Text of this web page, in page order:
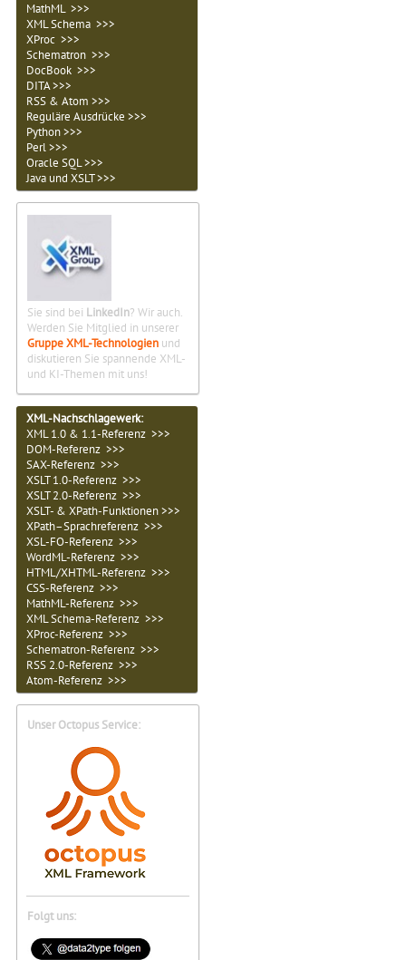
MathML >>>
XML Schema >>>
XProc >>>
Schematron >>>
DocBook >>>
DITA >>>
RSS & Atom >>>
Reguläre Ausdrücke >>>
Python >>>
Perl >>>
Oracle SQL >>>
Java und XSLT >>>
Sie sind bei LinkedIn? Wir auch.
Werden Sie Mitglied in unserer
Gruppe XML-Technologien und
diskutieren Sie spannende XML-
und KI-Themen mit uns!
XML-Nachschlagewerk:
XML 1.0 & 1.1-Referenz >>>
DOM-Referenz >>>
SAX-Referenz >>>
XSLT 1.0-Referenz >>>
XSLT 2.0-Referenz >>>
XSLT- & XPath-Funktionen >>>
XPath–Sprachreferenz >>>
XSL-FO-Referenz >>>
WordML-Referenz >>>
HTML/XHTML-Referenz >>>
CSS-Referenz >>>
MathML-Referenz >>>
XML Schema-Referenz >>>
XProc-Referenz >>>
Schematron-Referenz >>>
RSS 2.0-Referenz >>>
Atom-Referenz >>>
Unser Octopus Service:
Folgt uns: